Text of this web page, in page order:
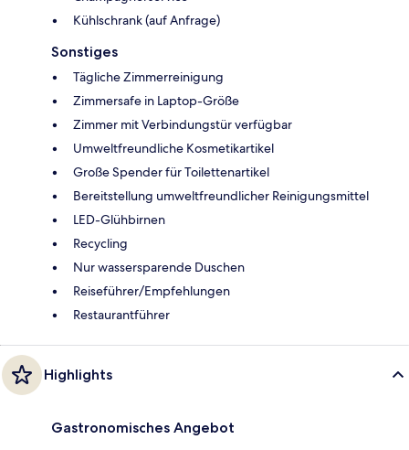
Kühlschrank (auf Anfrage)
Sonstiges
Tägliche Zimmerreinigung
Zimmersafe in Laptop-Größe
Zimmer mit Verbindungstür verfügbar
Umweltfreundliche Kosmetikartikel
Große Spender für Toilettenartikel
Bereitstellung umweltfreundlicher Reinigungsmittel
LED-Glühbirnen
Recycling
Nur wassersparende Duschen
Reiseführer/Empfehlungen
Restaurantführer
Highlights
Gastronomisches Angebot